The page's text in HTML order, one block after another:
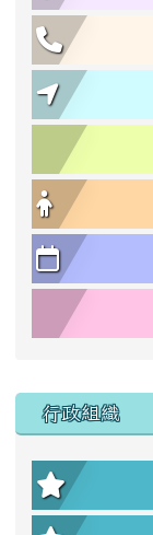
行政組織